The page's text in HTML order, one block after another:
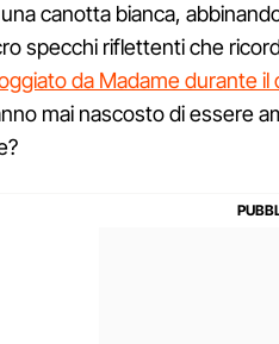
canotta bianca,
specchi riflettenti che
da Madame durante
mai nascosto di essere